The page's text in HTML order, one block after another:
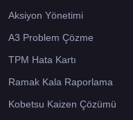
Aksiyon Yönetimi
A3 Problem Çözme
TPM Hata Kartı
Ramak Kala Raporlama
Kobetsu Kaizen Çözümü